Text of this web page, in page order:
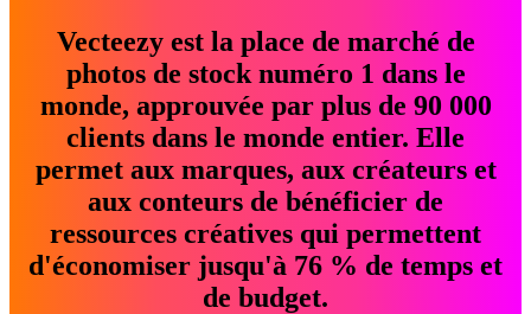
Vecteezy est la place de marché de
photos de stock numéro 1 dans le
monde, approuvée par plus de 90 000
clients dans le monde entier. Elle
permet aux marques, aux créateurs et
aux conteurs de bénéficier de
ressources créatives qui permettent
d'économiser jusqu'à 76 % de temps et
de budget.